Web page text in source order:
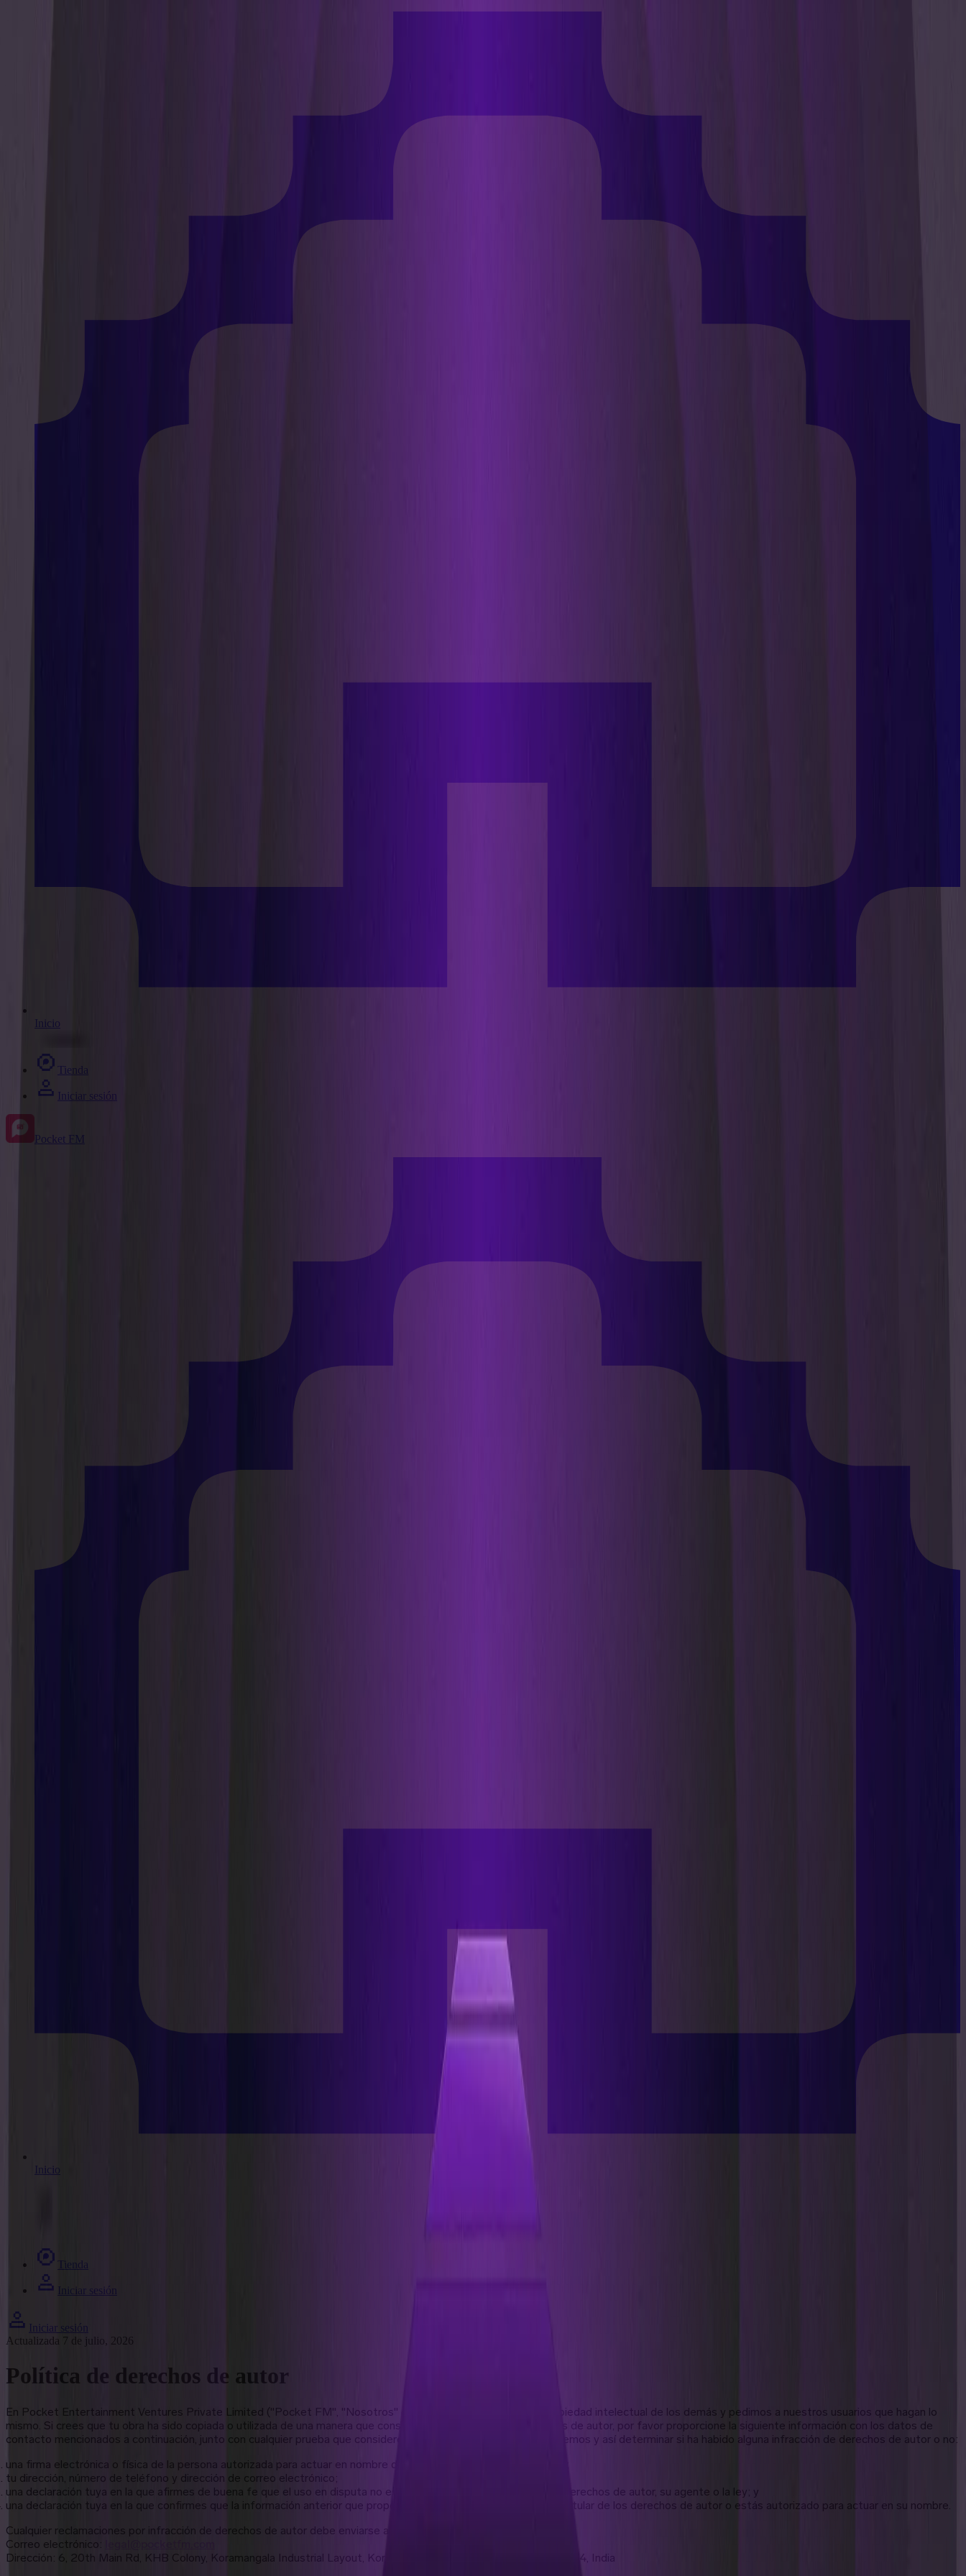
Inicio
Tienda
Iniciar sesión
Pocket FM
Inicio
Tienda
Iniciar sesión
Iniciar sesión
Actualizada 7 de julio, 2026
Política de derechos de autor
En Pocket Entertainment Ventures Private Limited ("Pocket FM", "Nosotros" o "Nuestro") respetamos la propiedad intelectual de los demás y pedimos a nuestros usuarios que hagan lo
mismo. Si crees que tu obra ha sido copiada o utilizada de una manera que constituye una infracción de derechos de autor, por favor proporcione la siguiente información con los datos de
contacto mencionados a continuación, junto con cualquier prueba que consideres importante para que la examinemos y así determinar si ha habido alguna infracción de derechos de autor o no:
una firma electrónica o física de la persona autorizada para actuar en nombre del titular de los derechos de autor;
tu dirección, número de teléfono y dirección de correo electrónico;
una declaración tuya en la que afirmes de buena fe que el uso en disputa no está autorizado por el titular de los derechos de autor, su agente o la ley; y
una declaración tuya en la que confirmes que la información anterior que proporcionaste es exacta y que eres el titular de los derechos de autor o estás autorizado para actuar en su nombre.
Cualquier reclamaciones por infracción de derechos de autor debe enviarse a nosotros a:
Correo electrónico :
Dirección: 6, 20th Main Rd, KHB Colony, Koramangala Industrial Layout, Koramangala, Bengaluru, Karnataka 560034, India